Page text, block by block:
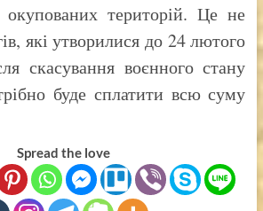
територій. Це не
які утворилися до 24 лютого
скасування воєнного стану
буде сплатити всю суму
Spread the love